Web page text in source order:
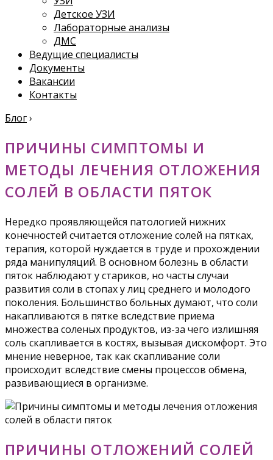
Детское УЗИ
Лабораторные анализы
ДМС
Ведущие специалисты
Документы
Вакансии
Контакты
Блог›
ПРИЧИНЫ СИМПТОМЫ И
МЕТОДЫ ЛЕЧЕНИЯ ОТЛОЖЕНИЯ
СОЛЕЙ В ОБЛАСТИ ПЯТОК
Нередко проявляющейся патологией нижних
конечностей считается отложение солей на пятках,
терапия, которой нуждается в труде и прохождении
ряда манипуляций. В основном болезнь в области
пяток наблюдают у стариков, но часты случаи
развития соли в стопах у лиц среднего и молодого
поколения. Большинство больных думают, что соли
накапливаются в пятке вследствие приема
множества соленых продуктов, из-за чего излишняя
соль скапливается в костях, вызывая дискомфорт. Это
мнение неверное, так как скапливание соли
происходит вследствие смены процессов обмена,
развивающиеся в организме.
ПРИЧИНЫ ОТЛОЖЕНИЙ СОЛЕЙ